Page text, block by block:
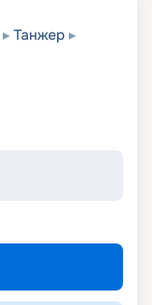
Танжер